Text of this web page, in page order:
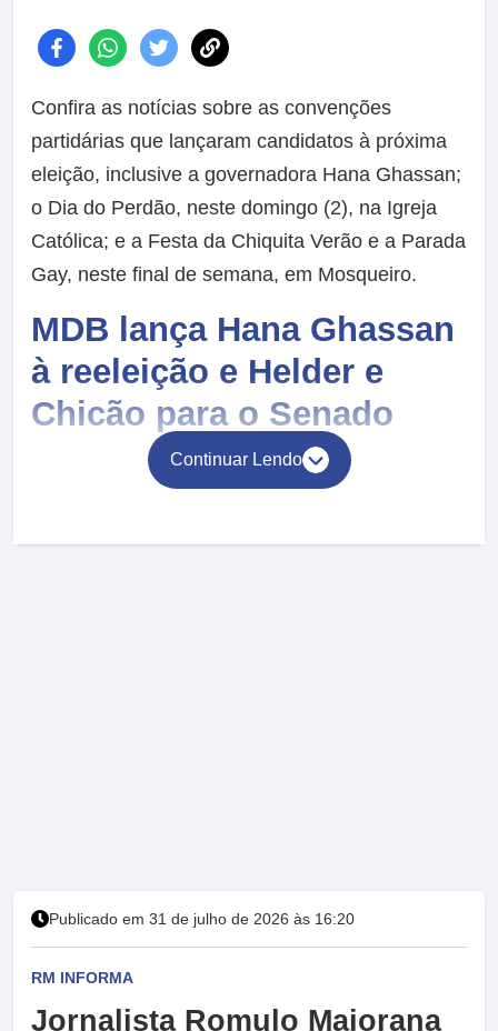
Confira as notícias sobre as convenções
partidárias que lançaram candidatos à próxima
eleição, inclusive a governadora Hana Ghassan;
o Dia do Perdão, neste domingo (2), na Igreja
Católica; e a Festa da Chiquita Verão e a Parada
Gay, neste final de semana, em Mosqueiro.
MDB lança Hana Ghassan
à reeleição e Helder e
Chicão para o Senado
Continuar Lendo
Publicado em 31 de julho de 2026 às 16:20
RM INFORMA
Jornalista Romulo Maiorana